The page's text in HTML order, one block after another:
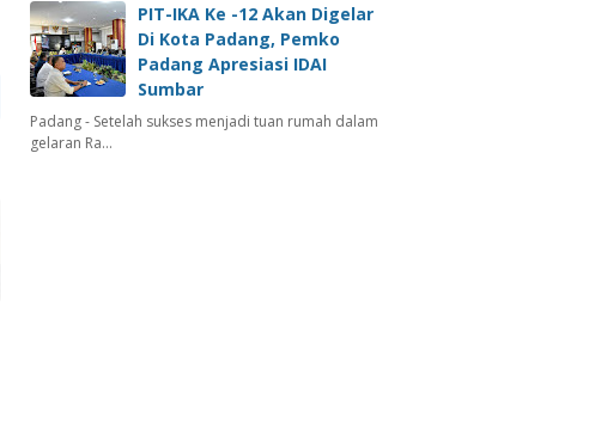
PIT-IKA Ke -12 Akan Digelar
Di Kota Padang, Pemko
Padang Apresiasi IDAI
Sumbar
Padang - Setelah sukses menjadi tuan rumah dalam
gelaran Ra…